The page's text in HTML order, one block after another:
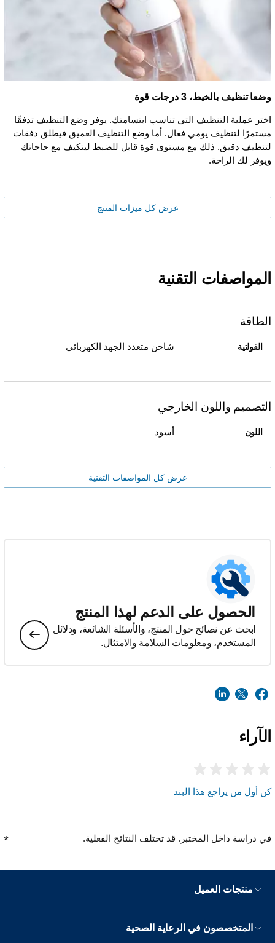
وضعا تنظيف بالخيط، 3 درجات قوة
اختر عملية التنظيف التي تناسب ابتسامتك. يوفر وضع التنظيف تدفقًا
مستمرًا لتنظيف يومي فعال. أما وضع التنظيف العميق فيطلق دفقات
لتنظيف دقيق. ذلك مع مستوى قوة قابل للضبط ليتكيف مع حاجاتك
ويوفر لك الراحة.
عرض كل ميزات المنتج
المواصفات التقنية
الطاقة
الفولتية شاحن متعدد الجهد الكهربائي
التصميم واللون الخارجي
اللون أسود
عرض كل المواصفات التقنية
الحصول على الدعم لهذا المنتج
ابحث عن نصائح حول المنتج، والأسئلة الشائعة، ودلائل
المستخدم، ومعلومات السلامة والامتثال.
الآراء
كن أول من يراجع هذا البند
في دراسة داخل المختبر. قد تختلف النتائج الفعلية.
منتجات العميل
المتخصصون في الرعاية الصحية